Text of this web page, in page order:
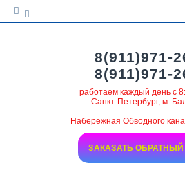
8(911)971-
8(911)971-
работаем каждый день с
Санкт-Петербург, м.
Набережная Обводного
ЗАКАЗАТЬ